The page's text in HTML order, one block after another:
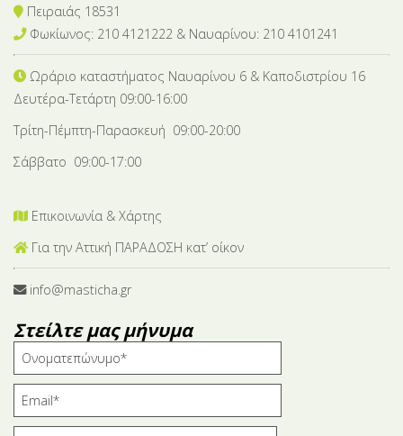
Πειραιάς 18531
Φωκίωνος: 210 4121222 & Nαυαρίνου: 210 4101241
Ωράριο καταστήματος Ναυαρίνου 6 & Καποδιστρίου 16
Δευτέρα-Tετάρτη 09:00-16:00
Τρίτη-Πέμπτη-Παρασκευή 09:00-20:00
Σάββατο 09:00-17:00
Επικοινωνία & Χάρτης
Για την Αττική ΠΑΡΑΔΟΣΗ κατ’ οίκον
info@masticha.gr
Στείλτε μας μήνυμα